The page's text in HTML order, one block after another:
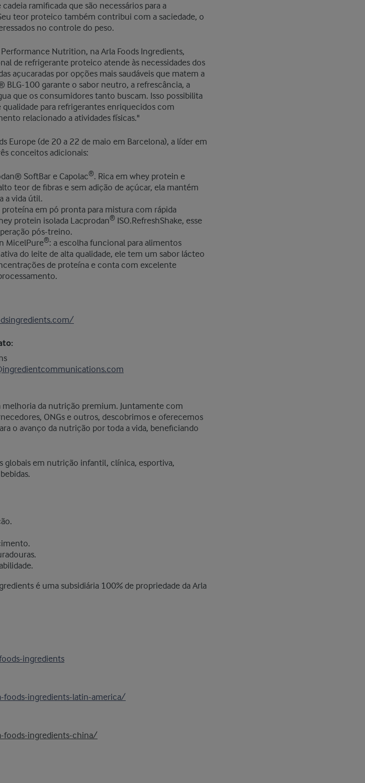
ramificada que são necessários para a
teor proteico também contribui com a saciedade, o
no controle do peso.
Nutrition, na Arla Foods Ingredients,
de refrigerante proteico atende às necessidades dos
açucaradas por opções mais saudáveis que matem a
BLG-100 garante o sabor neutro, a refrescância, a
que os consumidores tanto buscam. Isso possibilita
para refrigerantes enriquecidos com
relacionado a atividades físicas."
Europe (de 20 a 22 de maio em Barcelona), a líder em
conceitos adicionais:
SoftBar e Capolac®. Rica em whey protein e
teor de fibras e sem adição de açúcar, ela mantém
a vida útil.
proteína em pó pronta para mistura com rápida
protein isolada Lacprodan®
ISO.RefreshShake, esse
pós-treino.
MicelPure®: a escolha funcional para alimentos
do leite de alta qualidade, ele tem um sabor lácteo
de proteína e conta com excelente
melhoria da nutrição premium. Juntamente com
ONGs e outros, descobrimos e oferecemos
o avanço da nutrição por toda a vida, beneficiando
globais em nutrição infantil, clínica, esportiva,
é uma subsidiária 100% de propriedade da Arla
ingredients
ingredients-latin-america/
foods-ingredients-china/